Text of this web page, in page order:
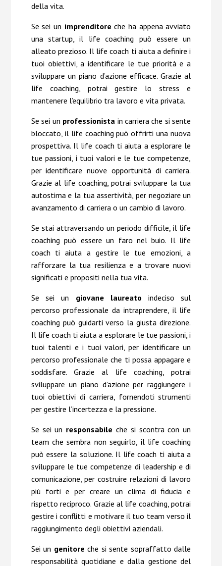
della vita.
Se sei un imprenditore che ha appena avviato
una startup, il life coaching può essere un
alleato prezioso. Il life coach ti aiuta a definire i
tuoi obiettivi, a identificare le tue priorità e a
sviluppare un piano d’azione efficace. Grazie al
life coaching, potrai gestire lo stress e
mantenere l’equilibrio tra lavoro e vita privata.
Se sei un professionista in carriera che si sente
bloccato, il life coaching può offrirti una nuova
prospettiva. Il life coach ti aiuta a esplorare le
tue passioni, i tuoi valori e le tue competenze,
per identificare nuove opportunità di carriera.
Grazie al life coaching, potrai sviluppare la tua
autostima e la tua assertività, per negoziare un
avanzamento di carriera o un cambio di lavoro.
Se stai attraversando un periodo difficile, il life
coaching può essere un faro nel buio. Il life
coach ti aiuta a gestire le tue emozioni, a
rafforzare la tua resilienza e a trovare nuovi
significati e propositi nella tua vita.
Se sei un giovane laureato indeciso sul
percorso professionale da intraprendere, il life
coaching può guidarti verso la giusta direzione.
Il life coach ti aiuta a esplorare le tue passioni, i
tuoi talenti e i tuoi valori, per identificare un
percorso professionale che ti possa appagare e
soddisfare. Grazie al life coaching, potrai
sviluppare un piano d’azione per raggiungere i
tuoi obiettivi di carriera, fornendoti strumenti
per gestire l’incertezza e la pressione.
Se sei un responsabile che si scontra con un
team che sembra non seguirlo, il life coaching
può essere la soluzione. Il life coach ti aiuta a
sviluppare le tue competenze di leadership e di
comunicazione, per costruire relazioni di lavoro
più forti e per creare un clima di fiducia e
rispetto reciproco. Grazie al life coaching, potrai
gestire i conflitti e motivare il tuo team verso il
raggiungimento degli obiettivi aziendali.
Sei un genitore che si sente sopraffatto dalle
responsabilità quotidiane e dalla gestione del